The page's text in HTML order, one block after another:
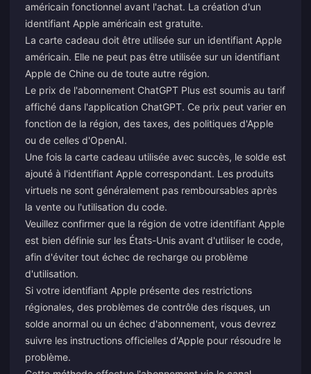
américain fonctionnel avant l'achat. La création d'un
identifiant Apple américain est gratuite.
La carte cadeau doit être utilisée sur un identifiant Apple
américain. Elle ne peut pas être utilisée sur un identifiant
Apple de Chine ou de toute autre région.
Le prix de l'abonnement ChatGPT Plus est soumis au tarif
affiché dans l'application ChatGPT. Ce prix peut varier en
fonction de la région, des taxes, des politiques d'Apple
ou de celles d'OpenAI.
Une fois la carte cadeau utilisée avec succès, le solde est
ajouté à l'identifiant Apple correspondant. Les produits
virtuels ne sont généralement pas remboursables après
la vente ou l'utilisation du code.
Veuillez confirmer que la région de votre identifiant Apple
est bien définie sur les États-Unis avant d'utiliser le code,
afin d'éviter tout échec de recharge ou problème
d'utilisation.
Si votre identifiant Apple présente des restrictions
régionales, des problèmes de contrôle des risques, un
solde anormal ou un échec d'abonnement, vous devrez
suivre les instructions officielles d'Apple pour résoudre le
problème.